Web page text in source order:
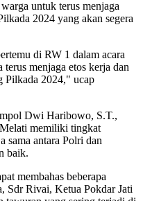
untuk terus menjaga
2024 yang akan segera
di RW 1 dalam acara
menjaga etos kerja dan
Pilkada 2024," ucap
Dwi Haribowo, S.T.,
memiliki tingkat
sama antara Polri dan
baik.
membahas beberapa
Sdr Rivai, Ketua Pokdar Jati